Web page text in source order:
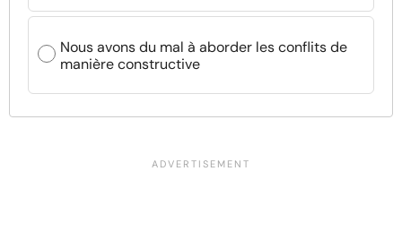
Nous avons du mal à aborder les conflits de
manière constructive